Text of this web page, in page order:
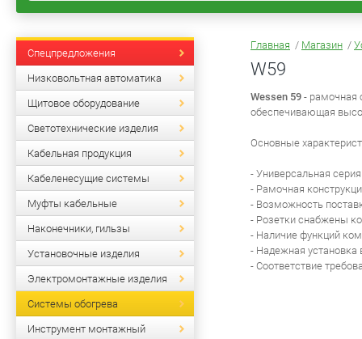
Спецпредложения
Низковольтная автоматика
Щитовое оборудование
Светотехнические изделия
Кабельная продукция
Кабеленесущие системы
Муфты кабельные
Наконечники, гильзы
Установочные изделия
Электромонтажные изделия
Системы обогрева
Инструмент монтажный
Главная / Магазин /
W59
Wessen 59 - рамочная
обеспечивающая
Основные
- Универсальная
- Рамочная
- Возможность
- Розетки снабжены
- Наличие функций
- Надежная
- Соответствие